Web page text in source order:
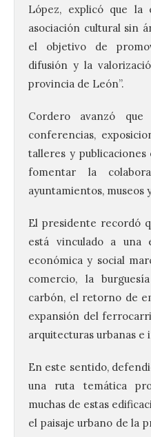
López, explicó que la
asociación cultural sin
el objetivo de
difusión y la
provincia de León”.
Cordero avanzó que
conferencias,
talleres y publicaciones
fomentar la
ayuntamientos, museos
El presidente recordó
está vinculado a una
económica y social
comercio, la
carbón, el retorno de
expansión del
arquitecturas urbanas e
En este sentido,
una ruta temática
muchas de estas
el paisaje urbano de la